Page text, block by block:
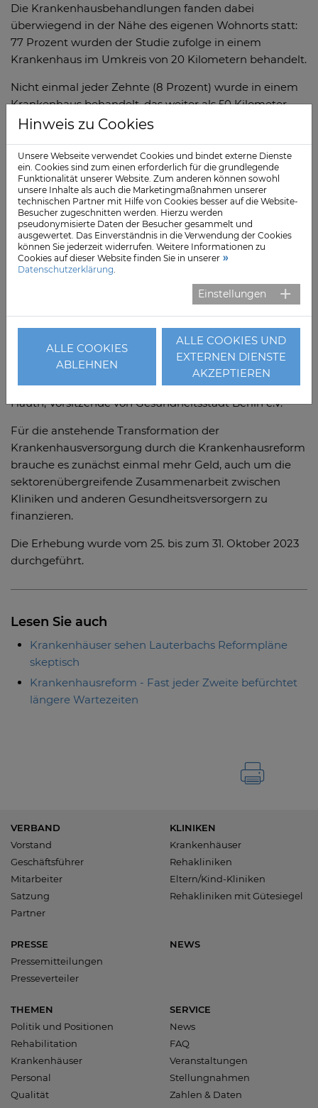
Die Krankenhausbehandlungen fanden dabei
überwiegend in der Nähe des eigenen Wohnorts statt:
77 Prozent wurden der Studie zufolge in einem
Krankenhaus im Umkreis von 20 Kilometern behandelt.
Nicht einmal jeder Zehnte (8 Prozent) wurde in einem
Krankenhaus behandelt, das weiter als 50 Kilometer
vom eigenen Wohnort entfernt war.
Insofern verwundert es nicht, dass die meisten
Befragten die These, dass es „Spitzenmedizin“, nur in
großen Kliniken geben kann, nicht teilen. Weniger als
jeder Zweite (46 Prozent) ist dieser Meinung.
In der geplanten Krankenhausreform will
Bundesgesundheitsminister Karl Lauterbach die
Spezialisierungen der Kliniken vorantreiben. Nicht jedes
Krankenhaus soll wie bislang jede Behandlung
Fachkräftemangel und Kosten
„Der Mangel an Ärzten und Pflegepersonal sowie
steigende Kosten gehören aktuell zu den größten
Herausforderungen im Gesundheitswesen,“ sagt Dr. Iris
Hauth, Vorsitzende von Gesundheitsstadt Berlin e.V.
Für die anstehende Transformation der
Krankenhausversorgung durch die Krankenhausreform
brauche es zunächst einmal mehr Geld, auch um die
sektorenübergreifende Zusammenarbeit zwischen
Kliniken und anderen Gesundheitsversorgern zu
finanzieren.
Die Erhebung wurde vom 25. bis zum 31. Oktober 2023
durchgeführt.
Lesen Sie auch
Krankenhäuser sehen Lauterbachs Reformpläne
skeptisch
Krankenhausreform - Fast jeder Zweite befürchtet
längere Wartezeiten
VERBAND
Vorstand
Geschäftsführer
Mitarbeiter
Satzung
Partner
KLINIKEN
Krankenhäuser
Rehakliniken
Eltern/Kind-Kliniken
Rehakliniken mit Gütesiegel
PRESSE
Pressemitteilungen
Presseverteiler
NEWS
THEMEN
Politik und Positionen
Rehabilitation
Krankenhäuser
Personal
Qualität
SERVICE
News
FAQ
Veranstaltungen
Stellungnahmen
Zahlen & Daten
Hinweis zu Cookies
Unsere Webseite verwendet Cookies und bindet externe Dienste
ein. Cookies sind zum einen erforderlich für die grundlegende
Funktionalität unserer Website. Zum anderen können sowohl
unsere Inhalte als auch die Marketingmaßnahmen unserer
technischen Partner mit Hilfe von Cookies besser auf die Website-
Besucher zugeschnitten werden. Hierzu werden
pseudonymisierte Daten der Besucher gesammelt und
ausgewertet. Das Einverständnis in die Verwendung der Cookies
können Sie jederzeit widerrufen. Weitere Informationen zu
Cookies auf dieser Website finden Sie in unserer
Datenschutzerklärung
Einstellungen
ALLE COOKIES
ABLEHNEN
ALLE COOKIES UND
EXTERNEN DIENSTE
AKZEPTIEREN